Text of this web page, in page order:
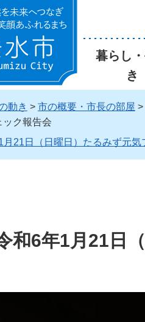
市
暮らし
き
動き > 市の概要・市長の部屋 >
ック報告会
月21日（日曜日）たるみず元
和6年1月21日